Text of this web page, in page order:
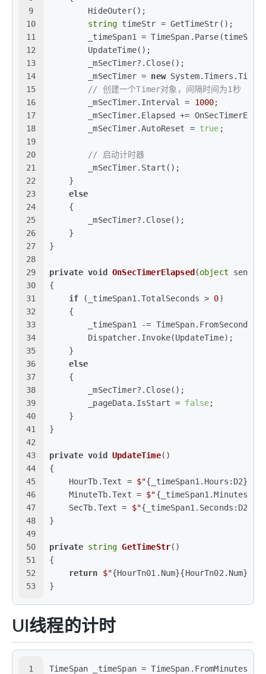
9
10
11
12
13
14
15
16
17
18
19
20
21
22
23
24
25
26
27
28
29
30
31
32
33
34
35
36
37
38
39
40
41
42
43
44
45
46
47
48
49
50
51
52
53
        HideOuter();
string timeStr = GetTimeStr();
_timeSpan1 =
        UpdateTime();
        _mSecTimer?.Close();
        _mSecTimer =
new
// 创建一个Timer对象，间隔时间为1秒
        _mSecTimer.Interval =
1000;
_mSecTimer.Elapsed +=
        _mSecTimer.AutoReset =
true ;
// 启动计时器
        _mSecTimer.Start();
    }
else
    {
        _mSecTimer?.Close();
    }
}
private void OnSecTimerElapsed (object
{
if (_timeSpan1.TotalSeconds > 0)
    {
        _timeSpan1 -= TimeSpan.FromSeconds(
        Dispatcher.Invoke(UpdateTime);
    }
else
    {
        _mSecTimer?.Close();
        _pageData.IsStart =
false;
    }
}
private void UpdateTime()
{
    HourTb.Text =
$"{_timeSpan1.Hours:D2}
    MinuteTb.Text =
$"
    SecTb.Text =
$"{_timeSpan1.Seconds:D2}
}
private string GetTimeStr()
{
return
$"{HourTn01.Num}{HourTn02.Num}
}
UI线程的计时
1 TimeSpan _timeSpan = TimeSpan.FromMinutes(